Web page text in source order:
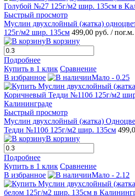
Быстрый просмотр
Муслин двухслойный (жатка)
125г/м2 шир. 135см 499,00 руб. / пог.м.
В корзину
Подробнее
Купить в 1 клик Сравнение
В избранное
Мало - 0.25
Быстрый просмотр
Муслин двухслойный (жатка)
Тедди №110б 125г/м2 шир. 135см
В корзину
Подробнее
Купить в 1 клик Сравнение
В избранное
Мало - 2.12